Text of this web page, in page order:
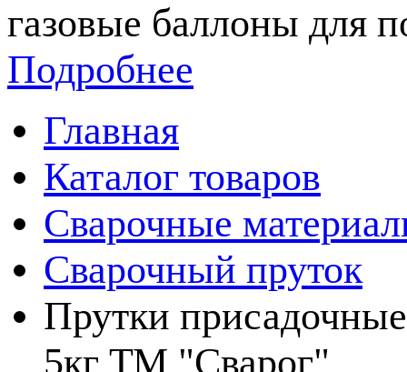
газовые баллоны для
Подробнее
Главная
Каталог товаров
Сварочные
Сварочный пруток
Прутки
5кг ТМ "Сварог"